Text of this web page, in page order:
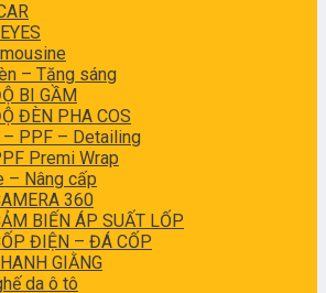
– Tăng sáng
BI GẦM
ĐÈN PHA COS
– PPF – Detailing
Premi Wrap
– Nâng cấp
360
BIẾN ÁP SUẤT LỐP
ĐIỆN – ĐÁ CỐP
GIẰNG
da ô tô